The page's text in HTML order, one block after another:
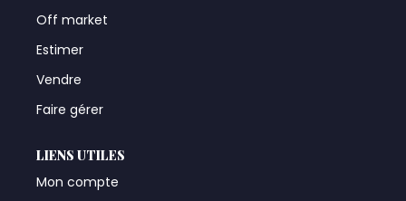
Off market
Estimer
Vendre
Faire gérer
LIENS UTILES
Mon compte